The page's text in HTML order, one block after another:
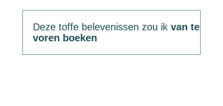
Deze toffe belevenissen zou ik van te
voren boeken